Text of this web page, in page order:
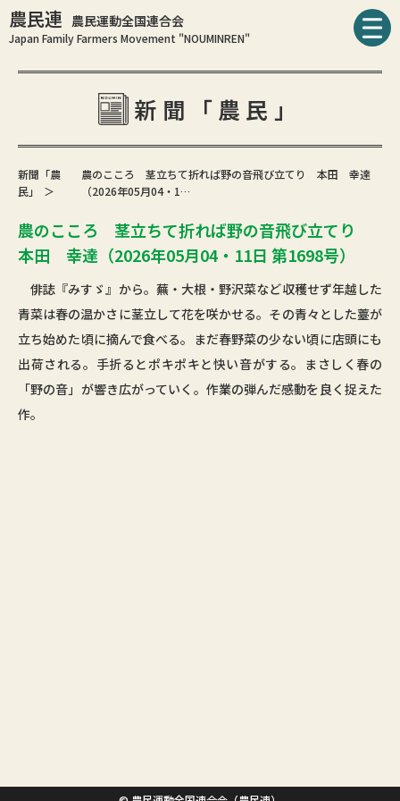
農民連 農民運動全国連合会
Japan Family Farmers Movement "NOUMINREN"
新聞「農民」
新聞「農
民」
農のこころ 茎立ちて折れば野の音飛び立てり 本田 幸達
（2026年05月04・1…
農のこころ 茎立ちて折れば野の音飛び立てり
本田 幸達（2026年05月04・11日 第1698号）
俳誌『みすゞ』から。蕪・大根・野沢菜など収穫せず年越した
青菜は春の温かさに茎立して花を咲かせる。その青々とした薹が
立ち始めた頃に摘んで食べる。まだ春野菜の少ない頃に店頭にも
出荷される。手折るとポキポキと快い音がする。まさしく春の
「野の音」が響き広がっていく。作業の弾んだ感動を良く捉えた
作。